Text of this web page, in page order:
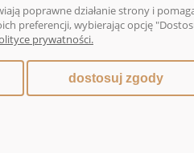
| Sklep internetowy z kawą i herbatą |
poprawne działanie strony i
preferencji, wybierając opcję
prywatności.
dostosuj zgody